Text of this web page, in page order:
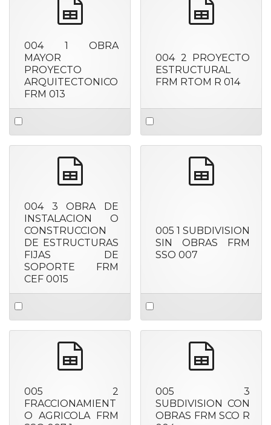
004 1 OBRA
MAYOR
PROYECTO
ARQUITECTONICO
FRM 013
Select
an
item
004 2 PROYECTO
ESTRUCTURAL
FRM RTOM R 014
Select
an
item
004 3 OBRA DE
INSTALACION O
CONSTRUCCION
DE ESTRUCTURAS
FIJAS DE
SOPORTE FRM
CEF 0015
Select
an
item
005 1 SUBDIVISION
SIN OBRAS FRM
SSO 007
Select
an
item
005 2
FRACCIONAMIENT
O AGRICOLA FRM
005 3
SUBDIVISION CON
OBRAS FRM SCO R